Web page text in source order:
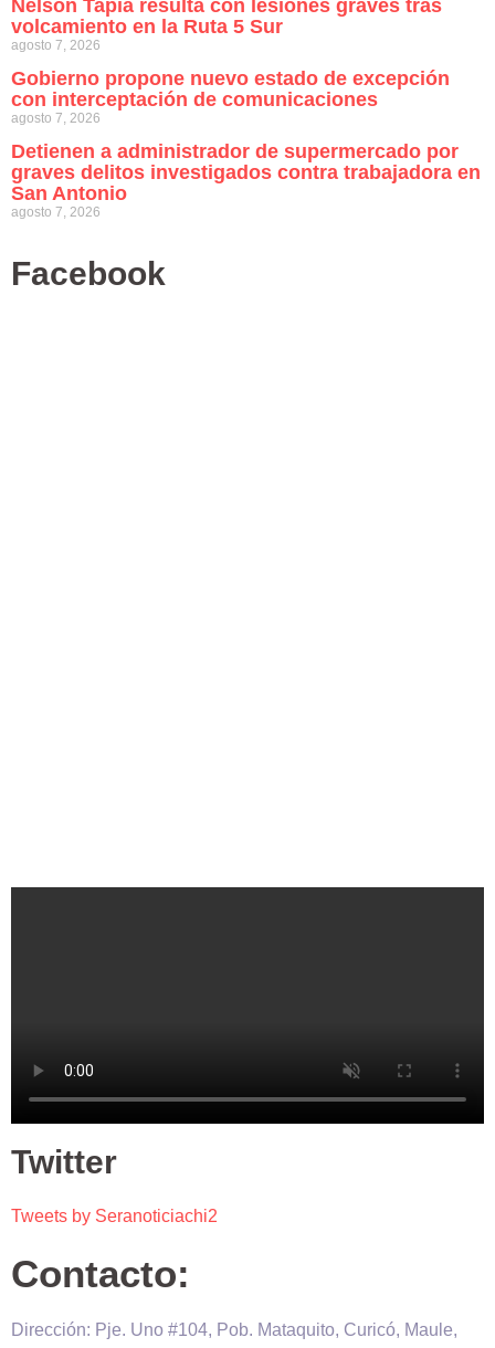
Nelson Tapia resulta con lesiones graves tras
volcamiento en la Ruta 5 Sur
agosto 7, 2026
Gobierno propone nuevo estado de excepción
con interceptación de comunicaciones
agosto 7, 2026
Detienen a administrador de supermercado por
graves delitos investigados contra trabajadora en
San Antonio
agosto 7, 2026
Facebook
Twitter
Tweets by Seranoticiachi2
Contacto:
Dirección: Pje. Uno #104, Pob. Mataquito, Curicó, Maule,